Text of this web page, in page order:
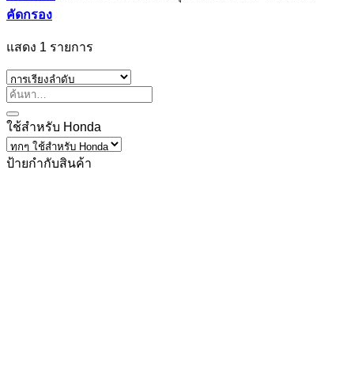
คัดกรอง
แสดง 1 รายการ
ใช้สำหรับ Honda
ป้ายกำกับสินค้า